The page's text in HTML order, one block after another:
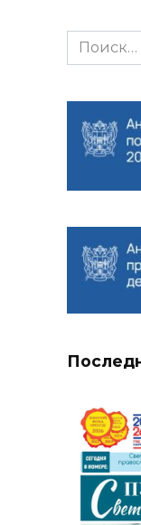
Search
for: